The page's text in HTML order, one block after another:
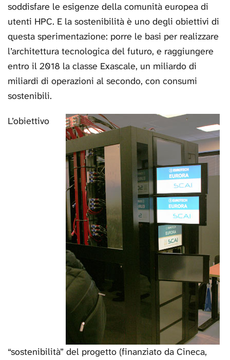
soddisfare le esigenze della comunità europea di
utenti HPC. E la sostenibilità è uno degli obiettivi di
questa sperimentazione: porre le basi per realizzare
l’architettura tecnologica del futuro, e raggiungere
entro il 2018 la classe Exascale, un miliardo di
miliardi di operazioni al secondo, con consumi
sostenibili.
L’obiettivo
“sostenibilità” del progetto (finanziato da Cineca,